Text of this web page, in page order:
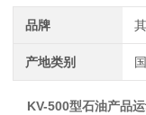
品牌
产地类别
KV-500型石油产品